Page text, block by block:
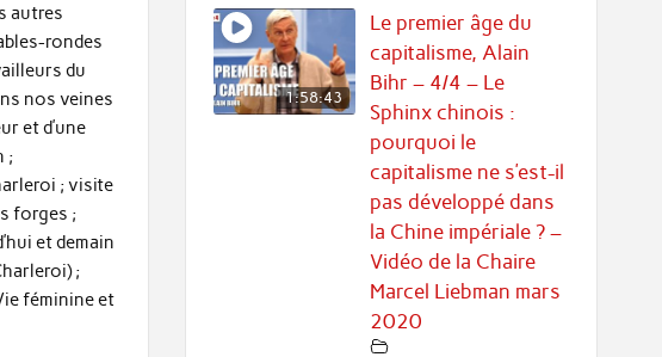
autres
rondes
du
nos veines
et d’une
;
; visite
forges ;
et demain
;
féminine et
1:58:43
Le premier âge du
capitalisme, Alain
Bihr – 4/4 – Le
Sphinx chinois :
pourquoi le
capitalisme ne s’est-il
pas développé dans
la Chine impériale ? –
Vidéo de la Chaire
Marcel Liebman mars
2020